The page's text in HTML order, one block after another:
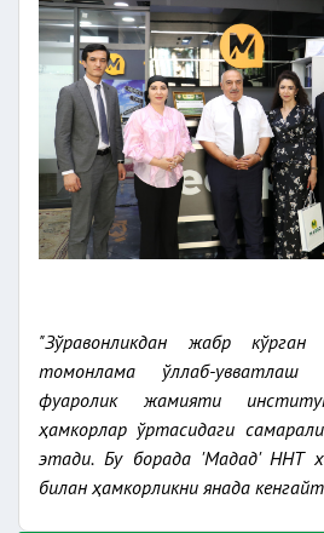
"Зўравонликдан жабр кўрган
томонлама қўллаб-
фуқаролик жамияти
ҳамкорлар ўртасидаги
этади. Бу борада 'Мадад' ННТ
билан ҳамкорликни янада